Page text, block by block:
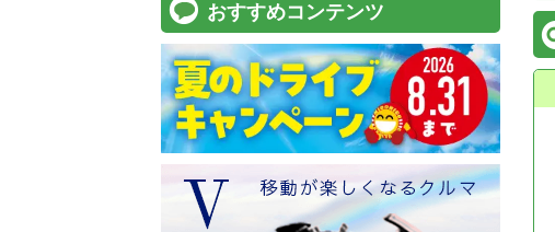
おすすめコンテンツ